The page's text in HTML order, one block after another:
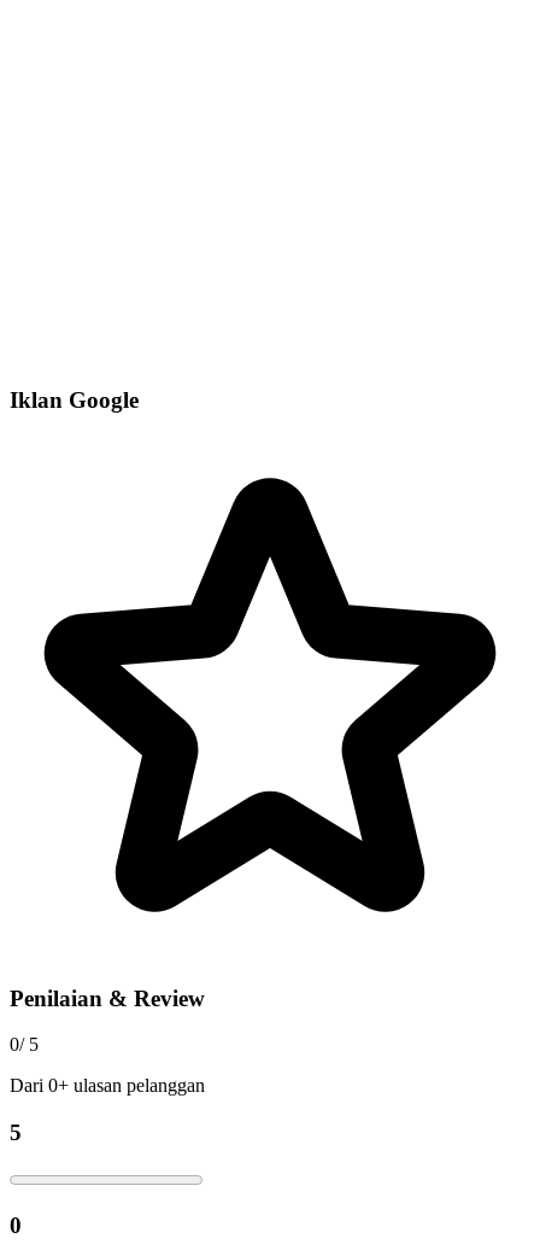
Iklan Google
Penilaian & Review
0/ 5
Dari 0+ ulasan pelanggan
5
0